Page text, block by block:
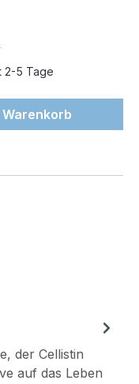
2-5 Tage
Warenkorb
der Cellistin
auf das Leben